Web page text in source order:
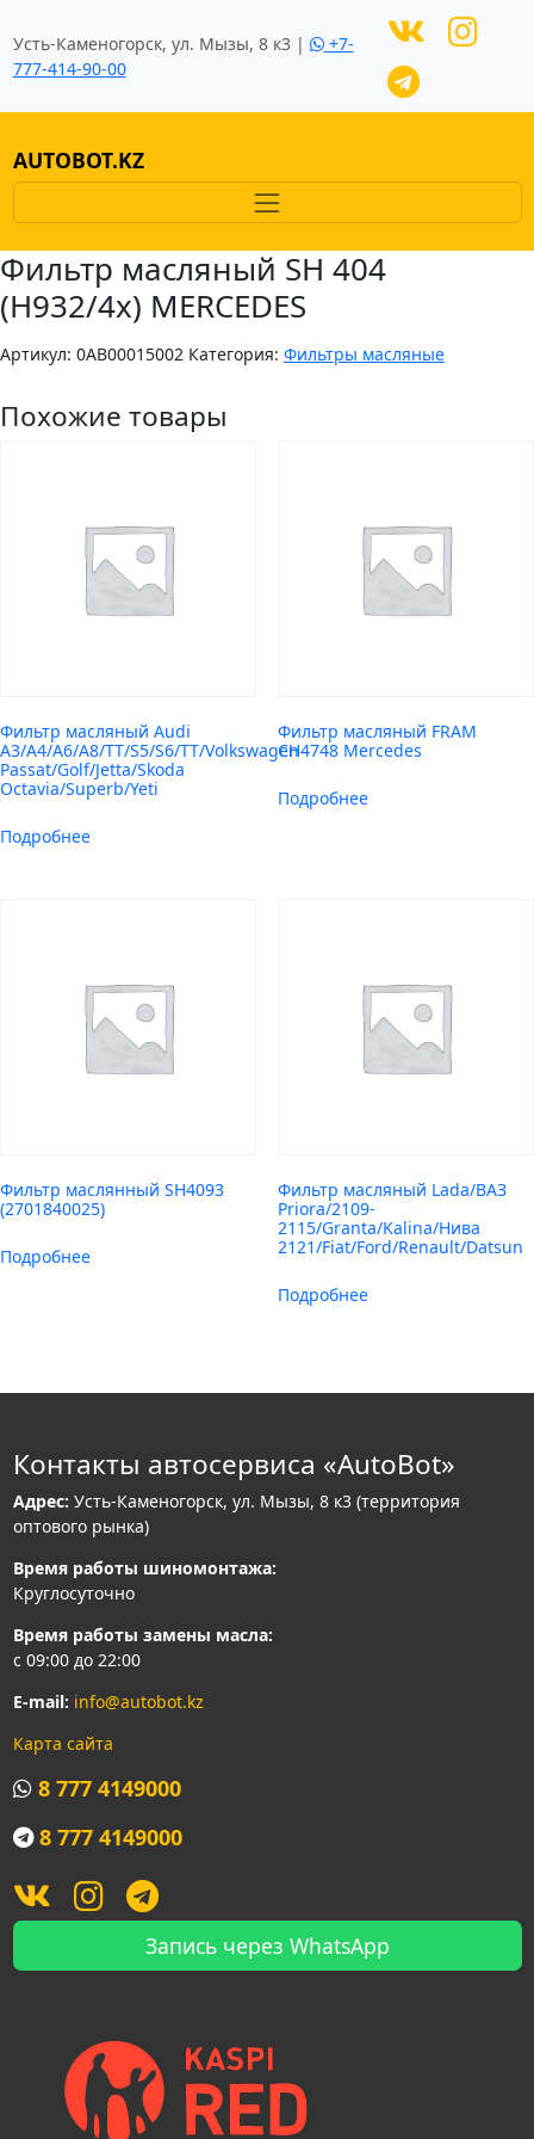
Усть-Каменогорск, ул. Мызы, 8 к3 |
+7-
777-414-90-00
AUTOBOT.KZ
Фильтр масляный SH 404
(H932/4x) MERCEDES
Артикул: 0AB00015002 Категория: Фильтры масляные
Похожие товары
Фильтр масляный Audi
A3/A4/A6/A8/TT/S5/S6/TT/Volkswagen
Passat/Golf/Jetta/Skoda
Octavia/Superb/Yeti
Подробнее
Фильтр масляный FRAM
CH4748 Mercedes
Подробнее
Фильтр маслянный SH4093
(2701840025)
Подробнее
Фильтр масляный Lada/ВАЗ
Priora/2109-
2115/Granta/Kalina/Нива
2121/Fiat/Ford/Renault/Datsun
Подробнее
Контакты автосервиса «AutoBot»
Адрес: Усть-Каменогорск, ул. Мызы, 8 к3 (территория
оптового рынка)
Время работы шиномонтажа:
Круглосуточно
Время работы замены масла:
с 09:00 до 22:00
E-mail: info@autobot.kz
Карта сайта
8 777 4149000
8 777 4149000
Запись через WhatsApp